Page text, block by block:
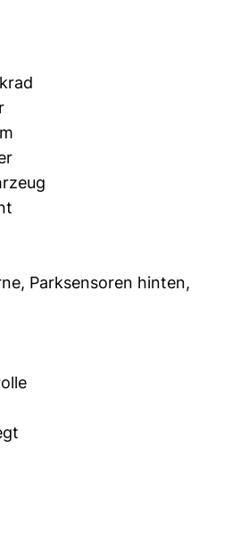
Parksensoren hinten,